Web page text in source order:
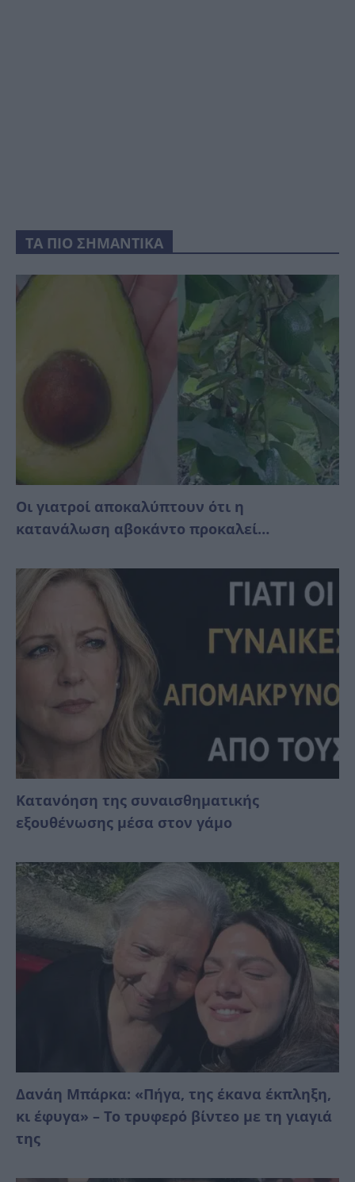
ΤΑ ΠΙΟ ΣΗΜΑΝΤΙΚΑ
Οι γιατροί αποκαλύπτουν ότι η
κατανάλωση αβοκάντο προκαλεί…
Κατανόηση της συναισθηματικής
εξουθένωσης μέσα στον γάμο
Δανάη Μπάρκα: «Πήγα, της έκανα έκπληξη,
κι έφυγα» – Το τρυφερό βίντεο με τη γιαγιά
της